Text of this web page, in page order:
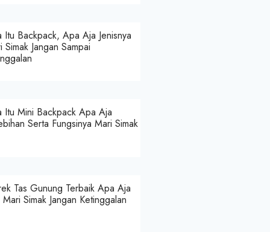
Itu Backpack, Apa Aja Jenisnya
Simak Jangan Sampai
Itu Mini Backpack Apa Aja
Serta Fungsinya Mari Simak
Tas Gunung Terbaik Apa Aja
Simak Jangan Ketinggalan